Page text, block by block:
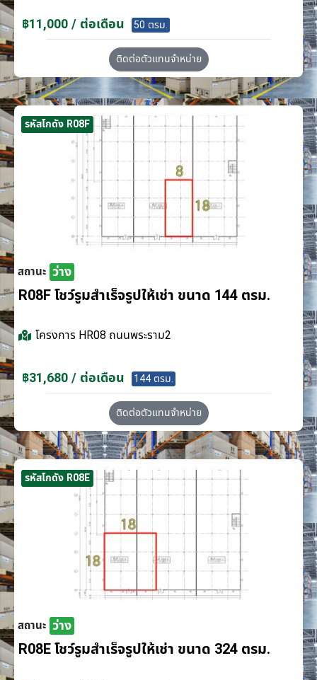
฿11,000 / ต่อเดือน 50 ตรม.
ติดต่อตัวแทนจำหน่าย
รหัสโกดัง R08F
สถานะ ว่าง
R08F โชว์รูมสำเร็จรูปให้เช่า ขนาด 144 ตรม.
โครงการ HR08 ถนนพระราม2
฿31,680 / ต่อเดือน 144 ตรม.
ติดต่อตัวแทนจำหน่าย
รหัสโกดัง R08E
สถานะ ว่าง
R08E โชว์รูมสำเร็จรูปให้เช่า ขนาด 324 ตรม.